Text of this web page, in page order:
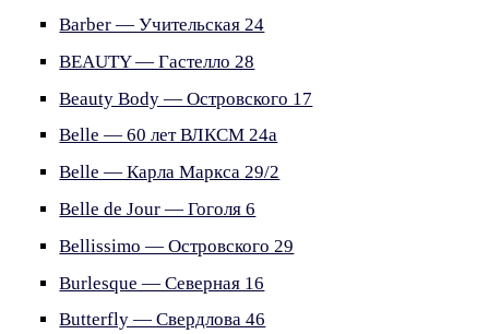
Barber — Учительская 24
BEAUTY — Гастелло 28
Beauty Body — Островского 17
Belle — 60 лет ВЛКСМ 24а
Belle — Карла Маркса 29/2
Belle de Jour — Гоголя 6
Bellissimo — Островского 29
Burlesque — Северная 16
Butterfly — Свердлова 46